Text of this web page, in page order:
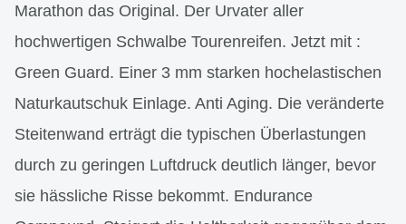
Marathon das Original. Der Urvater aller
hochwertigen Schwalbe Tourenreifen. Jetzt mit :
Green Guard. Einer 3 mm starken hochelastischen
Naturkautschuk Einlage. Anti Aging. Die veränderte
Steitenwand erträgt die typischen Überlastungen
durch zu geringen Luftdruck deutlich länger, bevor
sie hässliche Risse bekommt. Endurance